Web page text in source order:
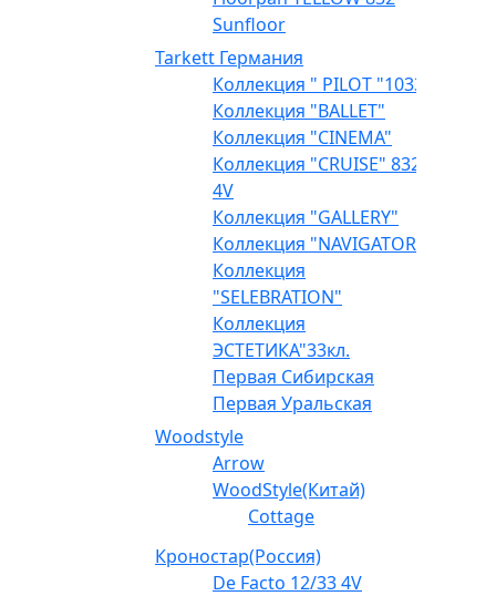
Sunfloor
Tarkett Германия
Коллекция " PILOT "1033
Коллекция "BALLET"
Коллекция "CINEMA"
Коллекция "CRUISE" 832
4V
Коллекция "GALLERY"
Коллекция "NAVIGATOR"
Коллекция
"SELEBRATION"
Коллекция
ЭСТЕТИКА"33кл.
Первая Сибирская
Первая Уральская
Woodstyle
Arrow
WoodStyle(Китай)
Cottage
Кроностар(Россия)
De Facto 12/33 4V